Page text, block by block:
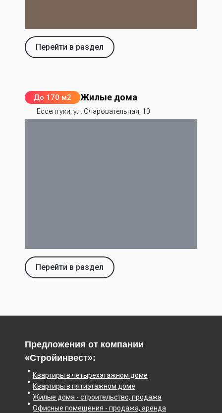
Перейти в раздел
До 170 м2 Жилые дома
Ессентуки, ул. Очаровательная, 10
Перейти в раздел
Предложения от компании
«Стройинвест»:
Квартиры в четырехэтажном доме
Квартиры в пятиэтажном доме
Жилые дома - строительство, продажа
Офисные помещения - продажа, аренда